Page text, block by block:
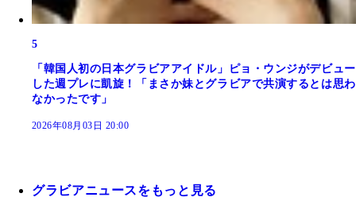
5
「韓国人初の日本グラビアアイドル」ピョ・ウンジがデビュー
した週プレに凱旋！「まさか妹とグラビアで共演するとは思わ
なかったです」
2026年08月03日 20:00
グラビアニュースをもっと見る